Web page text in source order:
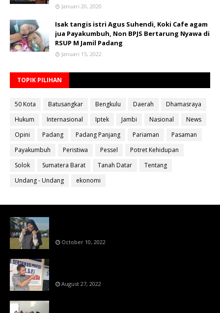
Januari 20, 2020
Isak tangis istri Agus Suhendi, Koki Cafe agam
jua Payakumbuh, Non BPJS Bertarung Nyawa di
RSUP M Jamil Padang
Januari 15, 2022
TOPIK PILIHAN
50 Kota Batusangkar Bengkulu Daerah
Dhamasraya
Hukum
Internasional Iptek Jambi Nasional
News
Opini
Padang Padang Panjang Pariaman
Pasaman
Payakumbuh
Peristiwa Pessel
Potret Kehidupan
Solok
Sumatera Barat Tanah Datar
Tentang
Undang - Undang
ekonomi
October 10, 2022
August 27, 2022